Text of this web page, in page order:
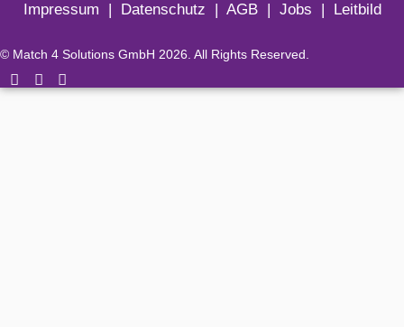
Impressum | Datenschutz | AGB| Jobs | Leitbild
© Match 4 Solutions GmbH 2026. All Rights Reserved.